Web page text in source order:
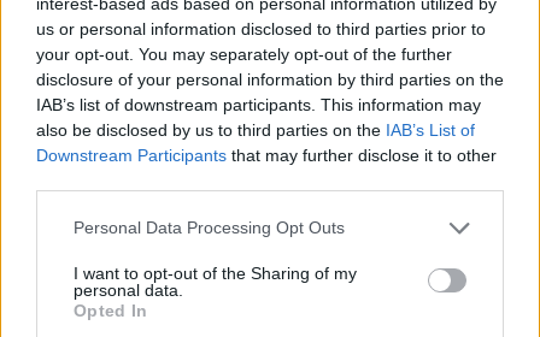
us or personal information disclosed to third parties prior to
your opt-out. You may separately opt-out of the further
disclosure of your personal information by third parties on the
IAB’s list of downstream participants. This information may
also be disclosed by us to third parties on the IAB’s List of
Downstream Participants that may further disclose it to other
Please note that this website/app uses one or more Google
not limited to your visit or usage behaviour. You may click to
grant or deny consent to Google and its third-party tags to
use your data for below specified purposes in below Google
Personal Data Processing Opt Outs
I want to opt-out of the Sharing of my
personal data.
Opted In
Petrified Forest Nemzeti Park, Arizona
Az egyik kedvenc amerikai államomról, Arizonáról már
többször olvashattatok a honlapon - most viszont egy
olyan nemzeti parkot hoztam el a válogatásba, amelyről
még nem volt szó. A Petrified-erdő ráadásul
többszörösen is különleges hely: egyrészt azért, mert
itt egy darab fa sem; másrészt azért, mert mégis itt
található a világ legtöbb fája. Ezt úgy értem, hogy a
hely tele van több millió éves megkövesedett fákkal,
melyeket a szélsőséges időjárás "pusztított", valamint